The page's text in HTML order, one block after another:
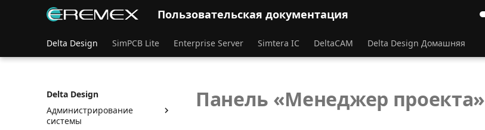
Пользовательская документация
Delta Design SimPCB Lite Enterprise Server Simtera IC DeltaCAM Delta Design Домашняя
Delta Design
Администрирование
системы
Панель «Менеджер проекта»